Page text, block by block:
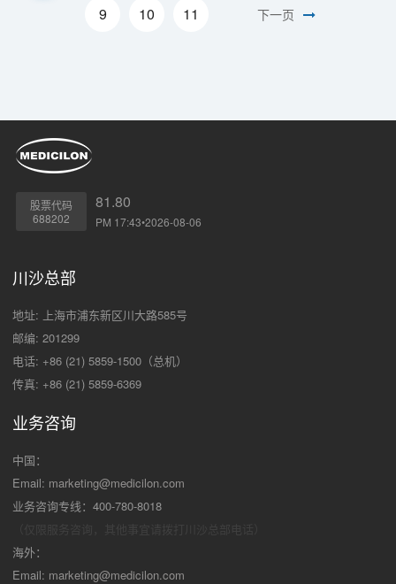
9
10 11 下一页
股票代码
688202
81.80
PM 17:43•2026-08-06
川沙总部
地址: 上海市浦东新区川大路585号
邮编: 201299
电话: +86 (21) 5859-1500（总机）
传真: +86 (21) 5859-6369
业务咨询
中国：
Email: marketing@medicilon.com
业务咨询专线：400-780-8018
海外：
Email: marketing@medicilon.com